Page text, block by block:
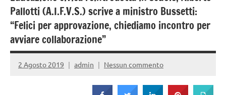
e
Vittime
della
Strada
Pallotti (A.I.F.V.S.) scrive a ministro Bussetti:
“Felici per approvazione, chiediamo incontro per
avviare collaborazione”
2 Agosto 2019 admin Nessun commento